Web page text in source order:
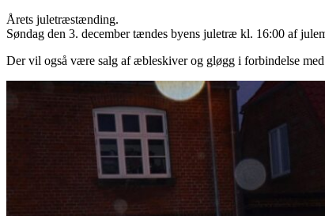
Årets juletræstænding.
Søndag den 3. december tændes byens juletræ kl. 16:00 af
Der vil også være salg af æbleskiver og gløgg i forbindelse